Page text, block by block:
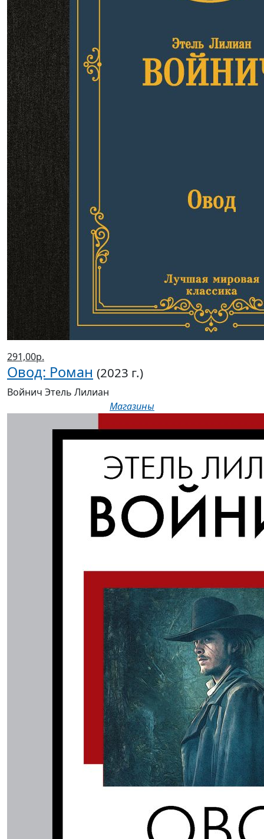
291,00р.
Овод: Роман (2023 г.)
Войнич Этель Лилиан
Магазины